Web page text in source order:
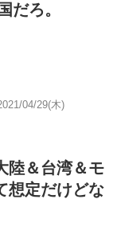
だろ。
04/29(木)
陸＆台湾＆モ
想定だけどな